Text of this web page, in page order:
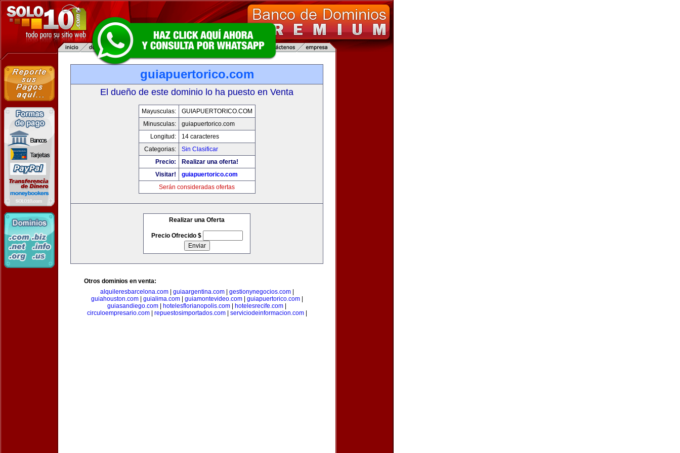
guiapuertorico.com
El dueño de este dominio lo ha puesto en Venta
Mayusculas:
GUIAPUERTORICO.COM
Minusculas:
guiapuertorico.com
Longitud:
14 caracteres
Categorias:
Sin Clasificar
Precio:
Realizar una oferta!
Visitar!
guiapuertorico.com
Serán consideradas ofertas
Realizar una Oferta
Precio Ofrecido $
Otros dominios en venta:
alquileresbarcelona.com| guiaargentina.com| gestionynegocios.com|
guiahouston.com| guialima.com| guiamontevideo.com| guiapuertorico.com|
guiasandiego.com
hotelesflorianopolis.com hotelesrecife.com
circuloempresario.com| repuestosimportados.com| serviciodeinformacion.com|